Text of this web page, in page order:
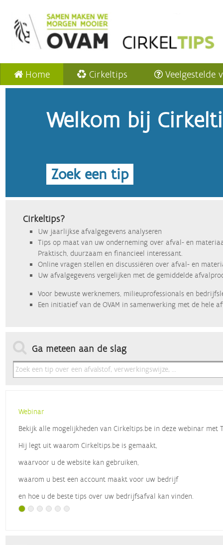
Home Cirkeltips Veelgestelde
Welkom bij
Zoek een tip
Cirkeltips?
Uw jaarlijkse afvalgegevens analyseren
Tips op maat van uw onderneming over afval- en
Praktisch, duurzaam en financieel interessant.
Online vragen stellen en discussiëren over afval- en
Uw afvalgegevens vergelijken met de gemiddelde
Voor bewuste werknemers, milieuprofessionals en
Een initiatief van de OVAM in samenwerking met de hele
Ga meteen aan de slag
Webinar
Bekijk alle mogelijkheden van Cirkeltips.be in deze webinar met
Hij legt uit waarom Cirkeltips.be is gemaakt,
waarvoor u de website kan gebruiken,
waarom u best een account maakt voor uw bedrijf
en hoe u de beste tips over uw bedrijfsafval kan vinden.